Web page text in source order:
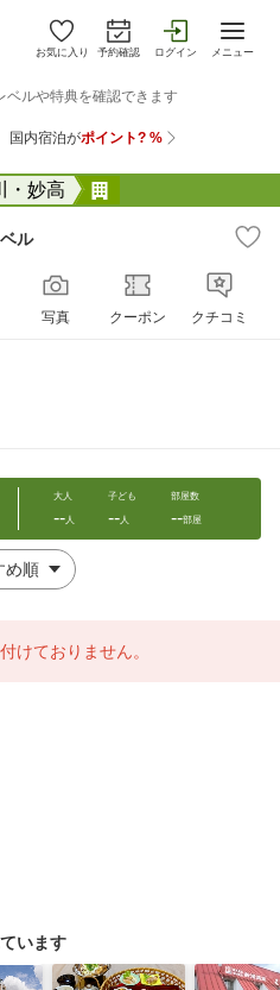
お気に入り 予約確認 ログイン メニュー
・妙高
ル
写真 クーポン クチコミ
大人
--人
子ども
--人
部屋数
--部屋
けておりません。
います